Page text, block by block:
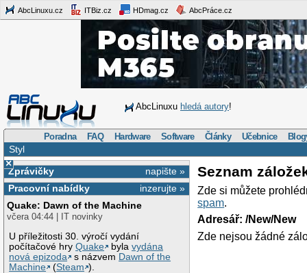
AbcLinuxu.cz ITBiz.cz HDmag.cz AbcPráce.cz
AbcLinuxu hledá autory!
Poradna FAQ Hardware Software Články Učebnice
Styl
×
napište »
Zprávičky
inzerujte »
Pracovní nabídky
Quake: Dawn of the Machine
včera 04:44 | IT novinky
U příležitosti 30. výročí vydání
počítačové hryQuake bylavydána
nová epizoda
s názvem Dawn of the
Machine
(Steam ).
Seznam
Zde si můžete
spam.
Adresář: /New/New
Zde nejsou žádné